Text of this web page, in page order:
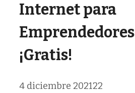
Internet para
Emprendedores
¡Gratis!
4 diciembre 202122